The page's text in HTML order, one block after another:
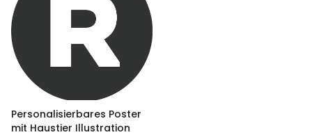
Personalisierbares Poster
mit Haustier Illustration